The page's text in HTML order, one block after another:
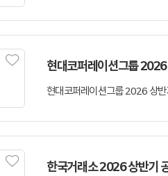
현대코퍼레이션그룹
한국거래소 2026 상반기